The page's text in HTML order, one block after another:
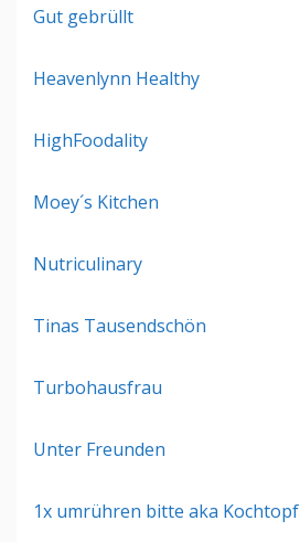
Gut gebrüllt
Heavenlynn Healthy
HighFoodality
Moey´s Kitchen
Nutriculinary
Tinas Tausendschön
Turbohausfrau
Unter Freunden
1x umrühren bitte aka Kochtopf